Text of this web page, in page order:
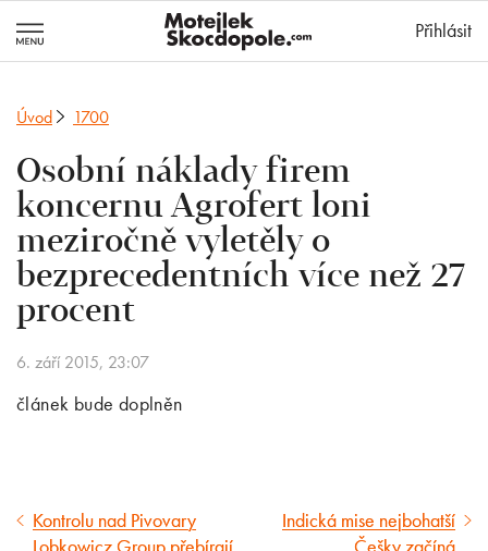
Přihlásit
Úvod 1700
Osobní náklady firem
koncernu Agrofert loni
meziročně vyletěly o
bezprecedentních více než 27
procent
6. září 2015, 23:07
článek bude doplněn
Předcházející
Kontrolu nad Pivovary
Následující
Indická mise nejbohatší